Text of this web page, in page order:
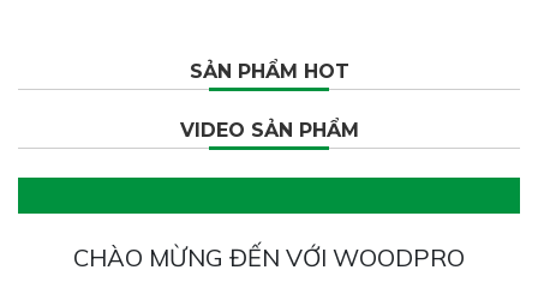
SẢN PHẨM HOT
VIDEO SẢN PHẨM
CHÀO MỪNG ĐẾN VỚI WOODPRO